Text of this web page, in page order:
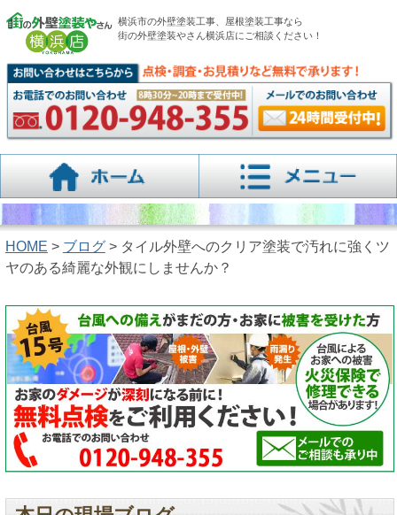
横浜市の外壁塗装工事、屋根塗装工事なら
街の外壁塗装やさん横浜店にご相談ください！
HOME > ブログ> タイル外壁へのクリア塗装で汚れに強くツ
ヤのある綺麗な外観にしませんか？